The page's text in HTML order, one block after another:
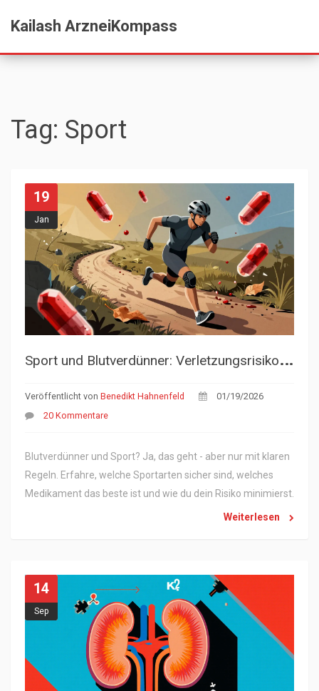
Kailash ArzneiKompass
Tag: Sport
19
Jan
S
port und Blutverdünner: Verletzungsrisiko und Schutzstrategien
Veröffentlicht von Benedikt Hahnenfeld
01/19/2026
20 Kommentare
Blutverdünner und Sport? Ja, das geht - aber nur mit klaren
Regeln. Erfahre, welche Sportarten sicher sind, welches
Medikament das beste ist und wie du dein Risiko minimierst.
Weiterlesen
14
Sep